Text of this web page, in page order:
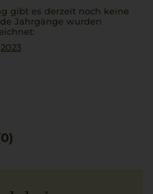
gibt es derzeit noch keine
Jahrgänge wurden
2023